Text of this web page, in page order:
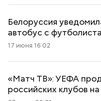
Белоруссия
автобус с
17 июня 16:02
«Матч ТВ»: УЕФА
российских клубов